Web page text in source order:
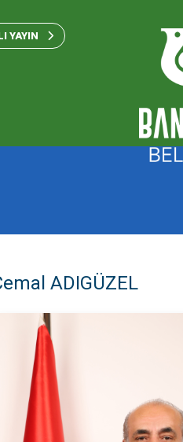
YAYIN
ADIGÜZEL